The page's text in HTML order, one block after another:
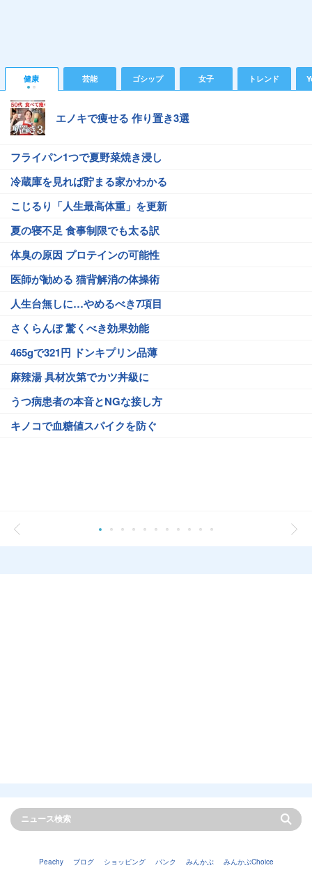
健康 芸能 ゴシップ 女子 トレンド
エノキで痩せる 作り置き3選
フライパン1つで夏野菜焼き浸し
冷蔵庫を見れば貯まる家かわかる
こじるり「人生最高体重」を更新
夏の寝不足 食事制限でも太る訳
体臭の原因 プロテインの可能性
医師が勧める 猫背解消の体操術
人生台無しに…やめるべき7項目
さくらんぼ 驚くべき効果効能
465gで321円 ドンキプリン品薄
麻辣湯 具材次第でカツ丼級に
うつ病患者の本音とNGな接し方
キノコで血糖値スパイクを防ぐ
Peachy ブログ ショッピング バンク みんかぶ みんかぶChoice